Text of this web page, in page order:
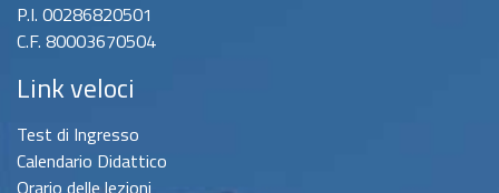
P.I. 00286820501
C.F. 80003670504
Link veloci
Test di Ingresso
Calendario Didattico
Orario delle lezioni